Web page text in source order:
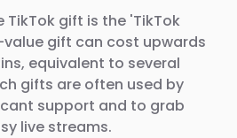
TikTok gift is the 'TikTok
value gift can cost upwards
equivalent to several
gifts are often used by
support and to grab
live streams.